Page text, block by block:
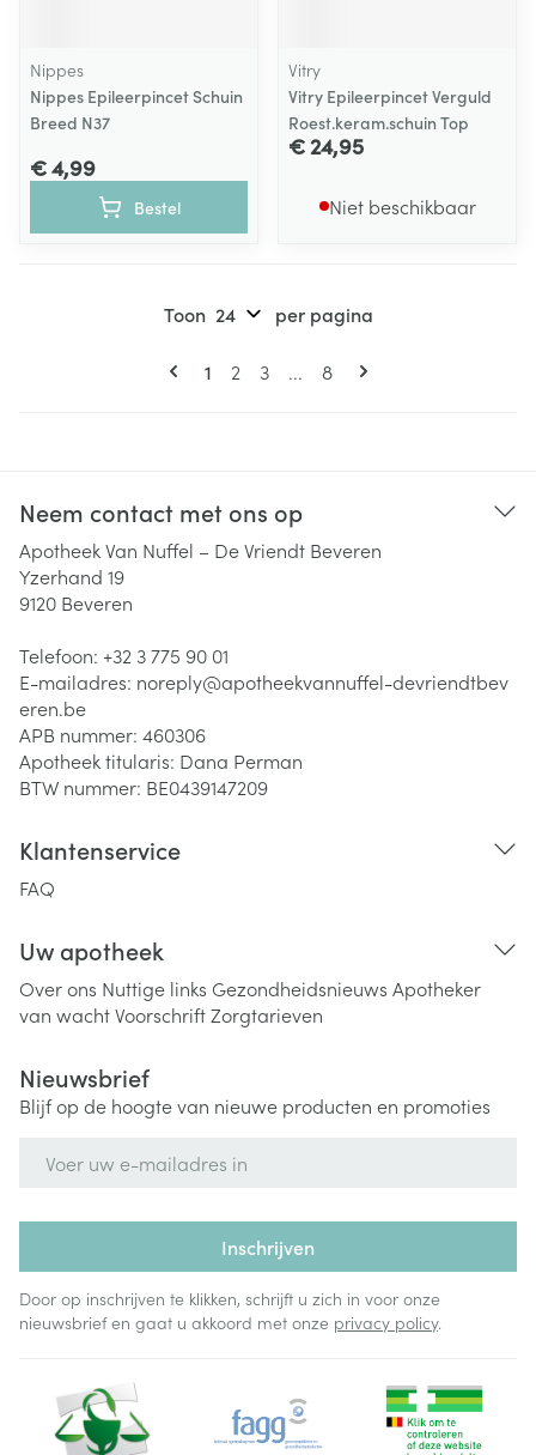
Nippes
Nippes Epileerpincet Schuin
Breed N37
€ 4,99
Bestel
Vitry
Vitry Epileerpincet Verguld
Roest.keram.schuin Top
€ 24,95
Niet beschikbaar
Pagina's
U lees momenteel pagina
1 Pagina
2 Pagina
3 ... Pagina
8
Toon per pagina
Neem contact met ons op
Apotheek Van Nuffel – De Vriendt Beveren
Yzerhand 19
9120 Beveren
Telefoon: +32 3 775 90 01
E-mailadres: noreply@apotheekvannuffel-devriendtbev
eren.be
APB nummer: 460306
Apotheek titularis: Dana Perman
BTW nummer: BE0439147209
Klantenservice
FAQ
Uw apotheek
Over ons Nuttige links Gezondheidsnieuws Apotheker
van wachtVoorschriftZorgtarieven
Nieuwsbrief
Blijf op de hoogte van nieuwe producten en promoties
Inschrijven
Door op inschrijven te klikken, schrijft u zich in voor onze
nieuwsbrief en gaat u akkoord met onze privacy policy.